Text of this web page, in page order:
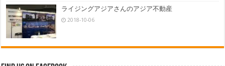
ライジングアジアさんのアジア不動産
2018-10-06